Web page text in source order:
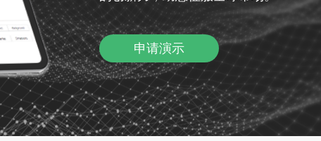
申请演示